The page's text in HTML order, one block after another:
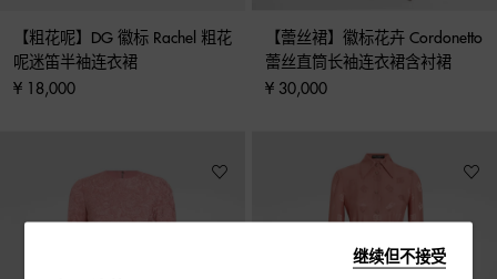
【粗花呢】DG 徽标 Rachel 粗花
呢迷笛半袖连衣裙
¥ 18,000
【蕾丝裙】徽标花卉 Cordonetto
蕾丝直筒长袖连衣裙含衬裙
¥ 30,000
继续但不接受